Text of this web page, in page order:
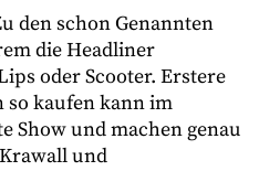
den schon Genannten
die Headliner
oder Scooter. Erstere
so kaufen kann im
Show und machen genau
und